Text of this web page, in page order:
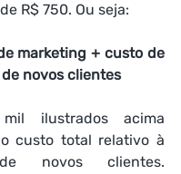
R$ 750. Ou seja:
marketing + custo de
novos clientes
ilustrados acima
custo total relativo à
novos clientes.